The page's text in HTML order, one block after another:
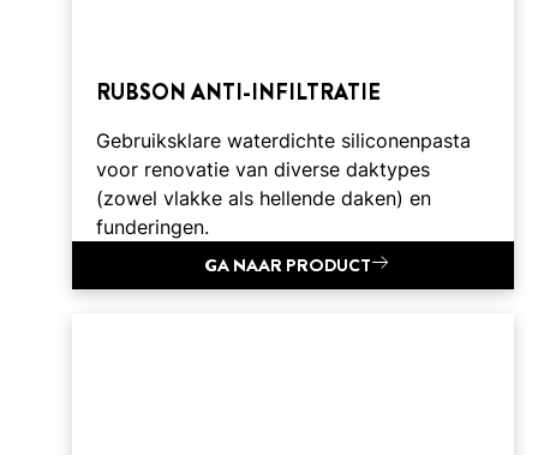
RUBSON ANTI-INFILTRATIE
Gebruiksklare waterdichte siliconenpasta
voor renovatie van diverse daktypes
(zowel vlakke als hellende daken) en
funderingen.
GA NAAR PRODUCT